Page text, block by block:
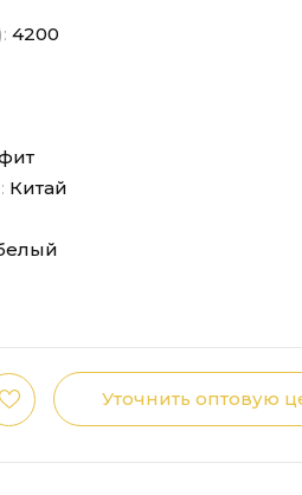
4200
Китай
Уточнить оптовую